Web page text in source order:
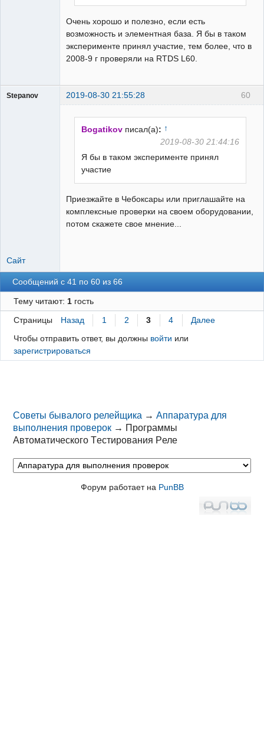
Очень хорошо и полезно, если есть
возможность и элементная база. Я бы в таком
эксперименте принял участие, тем более, что в
2008-9 г проверяли на RTDS L60.
60
Stepanov 2019-08-30 21:55:28
Bogatikov писал(а): ↑
2019-08-30 21:44:16
Я бы в таком эксперименте принял
участие
Приезжайте в Чебоксары или приглашайте на
комплексные проверки на своем оборудовании,
потом скажете свое мнение...
Сайт
Сообщений с 41 по 60 из 66
Тему читают: 1гость
Страницы Назад 1 2 3 4
Далее
Чтобы отправить ответ, вы должны войти или
зарегистрироваться
Советы бывалого релейщика →Аппаратура для
выполнения проверок → Программы
Aвтоматического Tестирования Pеле
Форум работает на PunBB